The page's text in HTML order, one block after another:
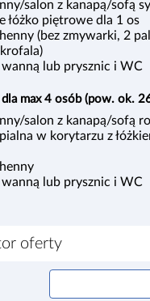
salon z kanapą/sofą
łóżko piętrowe dla 1 os
(bez zmywarki, 2
wanną lub prysznic i WC
max 4 osób (pow. ok.
salon z kanapą/sofą
w korytarzu z
wanną lub prysznic i WC
oferty